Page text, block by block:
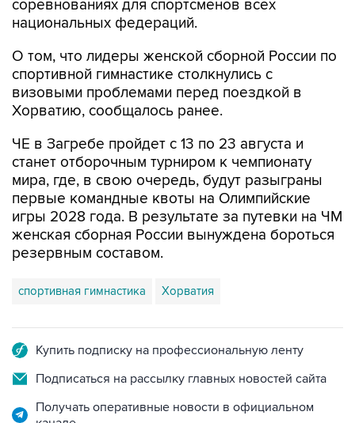
О том, что лидеры женской сборной России по
визовыми проблемами перед поездкой в
Хорватию, сообщалось ранее.
ЧЕ в Загребе пройдет с 13 по 23 августа и
мира, где, в свою очередь, будут разыграны
первые командные квоты на Олимпийские
игры 2028 года. В результате за путевки на ЧМ
женская сборная России вынуждена бороться
резервным составом.
спортивная гимнастика Хорватия
Подписаться на рассылку главных новостей сайта
Получать оперативные новости в официальном
канале